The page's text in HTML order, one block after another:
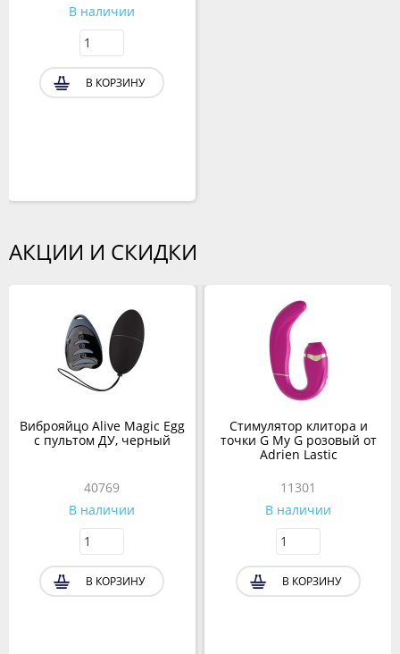
В наличии
В КОРЗИНУ
АКЦИИ И СКИДКИ
Виброяйцо Alive Magic Egg
с пультом ДУ, черный
40769
В наличии
В КОРЗИНУ
Стимулятор клитора и
точки G My G розовый от
Adrien Lastic
11301
В наличии
В КОРЗИНУ